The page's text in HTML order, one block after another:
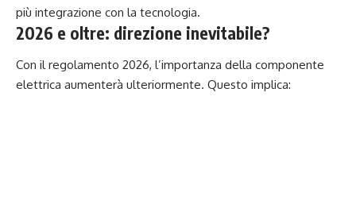
più integrazione con la tecnologia.
2026 e oltre: direzione inevitabile?
Con il regolamento 2026, l’importanza della componente
elettrica aumenterà ulteriormente. Questo implica: